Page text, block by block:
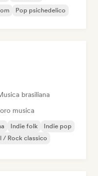
Pop psichedelico
brasiliana
musica
Indie folk
Indie pop
/ Rock classico